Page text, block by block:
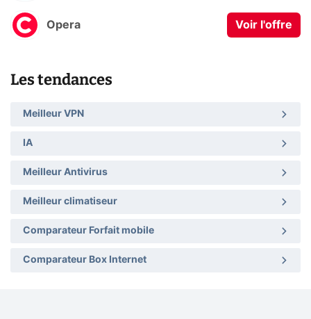
Opera Voir l'offre
Les tendances
Meilleur VPN
IA
Meilleur Antivirus
Meilleur climatiseur
Comparateur Forfait mobile
Comparateur Box Internet